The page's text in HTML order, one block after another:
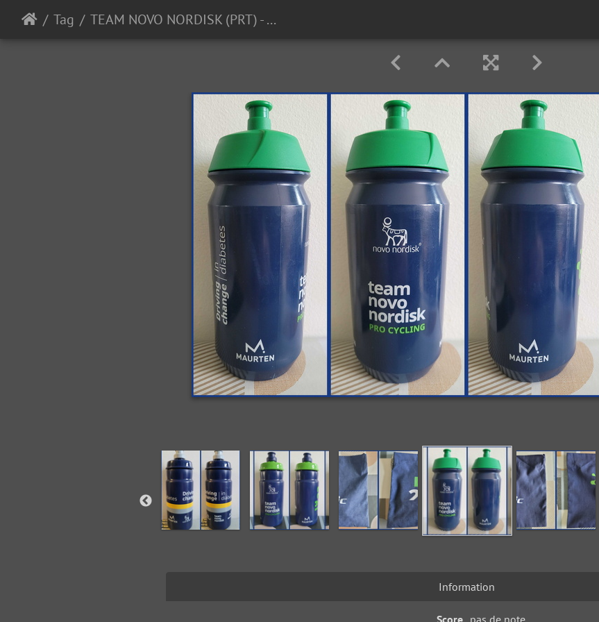
Tag TEAM NOVO NORDISK (PRT) - 2024
Information
Score pas de note